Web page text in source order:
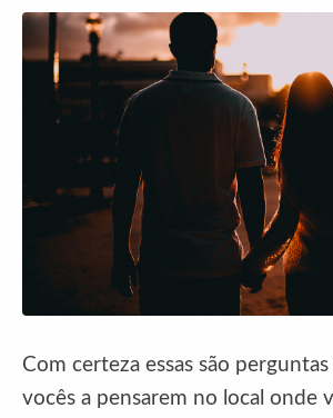
Com certeza essas são
vocês a pensarem no local onde